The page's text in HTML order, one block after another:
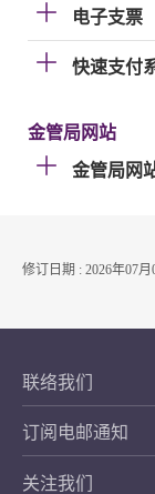
电子支票
快速支付
金管局网站
金管局网
修订日期 : 2026年07月
联络我们
订阅电邮通知
关注我们